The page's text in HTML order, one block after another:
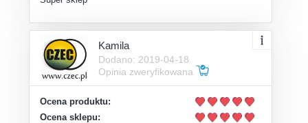
Kamila
Dodano: 2019-04-18
Opinia zweryfikowana
Ocena produktu:
Ocena sklepu: